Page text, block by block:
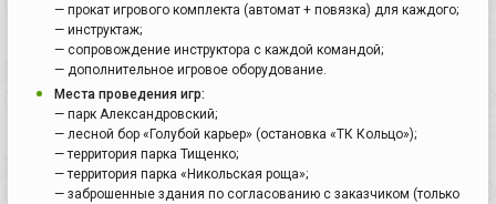
— прокат игрового комплекта (автомат + повязка) для каждого;
— инструктаж;
— сопровождение инструктора с каждой командой;
— дополнительное игровое оборудование.
Места проведения игр:
— парк Александровский;
— лесной бор «Голубой карьер» (остановка «ТК Кольцо»);
— территория парка Тищенко;
— территория парка «Никольская роща»;
— заброшенные здания по согласованию с заказчиком (только